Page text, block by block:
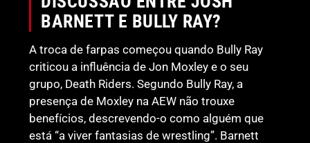
BARNETT E BULLY RAY?
A troca de farpas começou quando Bully Ray
criticou a influência de Jon Moxley e o seu
grupo, Death Riders. Segundo Bully Ray, a
presença de Moxley na AEW não trouxe
benefícios, descrevendo-o como alguém que
está “a viver fantasias de wrestling”. Barnett